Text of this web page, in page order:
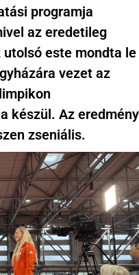
programja
az eredetileg
este mondta le
vezet az
készül. Az eredmény
zseniális.